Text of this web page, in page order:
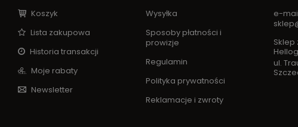
Koszyk
Lista zakupowa
Historia transakcji
Moje rabaty
Newsletter
Wysyłka
Sposoby płatności i
prowizje
Regulamin
Polityka prywatności
Reklamacje i zwroty
e-
Sklep
ul.